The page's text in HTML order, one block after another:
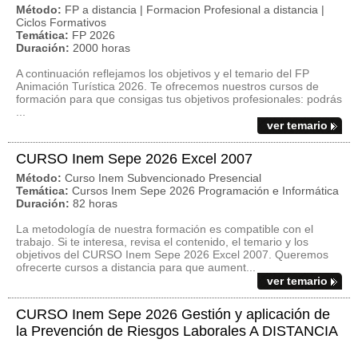
Método: FP a distancia | Formacion Profesional a distancia |
Ciclos Formativos
Temática: FP 2026
Duración: 2000 horas
A continuación reflejamos los objetivos y el temario del FP
Animación Turística 2026. Te ofrecemos nuestros cursos de
formación para que consigas tus objetivos profesionales: podrás
ver temario
CURSO Inem Sepe 2026 Excel 2007
Método: Curso Inem Subvencionado Presencial
Temática: Cursos Inem Sepe 2026 Programación e Informática
Duración: 82 horas
La metodología de nuestra formación es compatible con el
trabajo. Si te interesa, revisa el contenido, el temario y los
objetivos del CURSO Inem Sepe 2026 Excel 2007. Queremos
ofrecerte cursos a distancia para que aument...
ver temario
CURSO Inem Sepe 2026 Gestión y aplicación de
la Prevención de Riesgos Laborales A DISTANCIA